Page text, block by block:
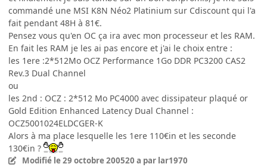
commandé une MSI K8N Néo2 Platinium sur Cdiscount qui l'a
fait pendant 48H à 81€.
Pensez vous qu'en OC ça ira avec mon processeur et les RAM.
En fait les RAM je les ai pas encore et j'ai le choix entre :
les 1ere :2*512Mo OCZ Performance 1Go DDR PC3200 CAS2
Rev.3 Dual Channel
ou
les 2nd : OCZ : 2*512 Mo PC4000 avec dissipateur plaqué or
Gold Edition Enhanced Latency Dual Channel :
OCZ5001024ELDCGER-K
Alors à ma place lesquelle les 1ere 110€in et les seconde
130€in ?
Modifié le 29 octobre 200520 a par lar1970